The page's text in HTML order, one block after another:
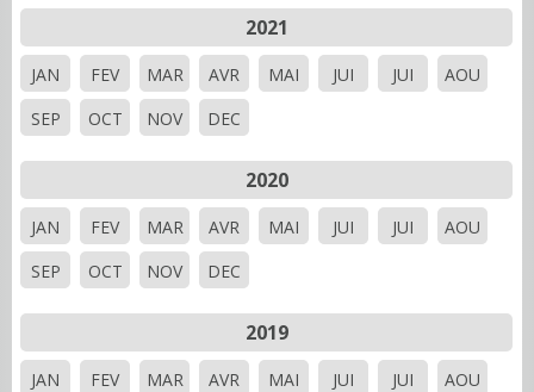
2021
JAN FEV MAR AVR MAI JUI JUI
AOU
SEP
OCT NOV DEC
2020
JAN FEV MAR AVR MAI JUI JUI
AOU
SEP
OCT NOV DEC
2019
JAN FEV MAR AVR MAI JUI JUI
AOU